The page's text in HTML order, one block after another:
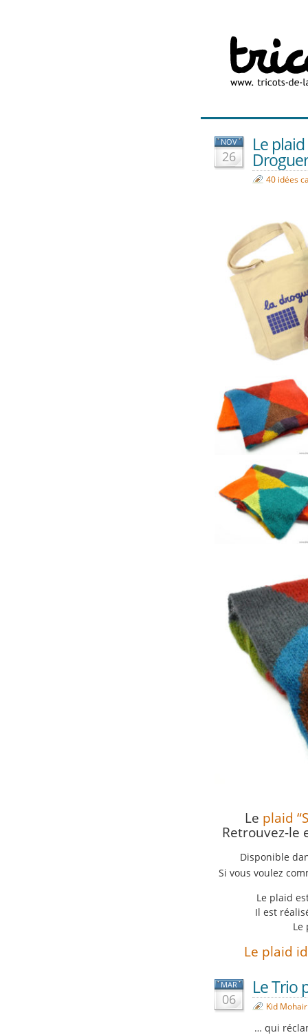
NOV
26
Le
40 idées
Le plaid
Retrouvez-le
Disponible
Si vous voulez
Le plaid
Il est
Le
Le plaid
MAR
06
Le Trio
Kid Mohair
… qui